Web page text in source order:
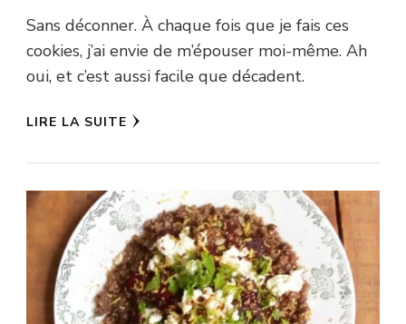
Sans déconner. À chaque fois que je fais ces
cookies, j’ai envie de m’épouser moi-même. Ah
oui, et c’est aussi facile que décadent.
LIRE LA SUITE